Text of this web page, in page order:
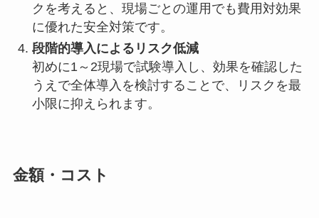
クを考えると、現場ごとの運用でも費用対効果
に優れた安全対策です。
段階的導入によるリスク低減
初めに1～2現場で試験導入し、効果を確認した
うえで全体導入を検討することで、リスクを最
小限に抑えられます。
金額・コスト